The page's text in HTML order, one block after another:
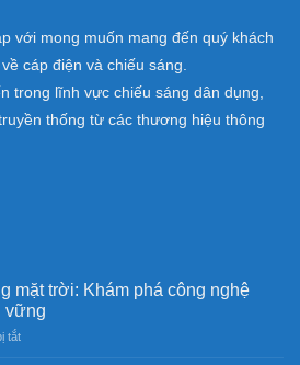
với mong muốn mang đến quý khách
cáp điện và chiếu sáng.
trong lĩnh vực chiếu sáng dân dụng,
thống từ các thương hiệu thông
mặt trời: Khám phá công nghệ
vững
tắtở